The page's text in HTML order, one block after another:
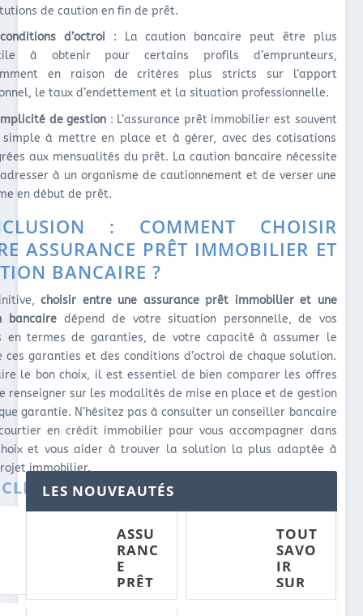
de caution en fin de prêt.
d’octroi : La caution bancaire peut être plus
à obtenir pour certains profils d’emprunteurs,
en raison de critères plus stricts sur l’apport
le taux d’endettement et la situation professionnelle.
de gestion : L’assurance prêt immobilier est souvent
à mettre en place et à gérer, avec des cotisations
aux mensualités du prêt. La caution bancaire nécessite
à un organisme de cautionnement et de verser une
en début de prêt.
: COMMENT CHOISIR
ASSURANCE PRÊT IMMOBILIER ET
BANCAIRE ?
choisir entre une assurance prêt immobilier et une
bancaire dépend de votre situation personnelle, de vos
en termes de garanties, de votre capacité à assumer le
ces garanties et des conditions d’octroi de chaque solution.
le bon choix, il est essentiel de bien comparer les offres
renseigner sur les modalités de mise en place et de gestion
garantie. N’hésitez pas à consulter un conseiller bancaire
en crédit immobilier pour vous accompagner dans
et vous aider à trouver la solution la plus adaptée à
immobilier.
CONNEXES :
MALADIE À
ASSUREUR
TOUT
SAVOIR
L'ASSURAN
CE PRÊT
IMMOBILIE
LES NOUVEAUTÉS
ASSU
RANC
E
PRÊT
IMM
TOUT
SAVO
IR
SUR
L'ASS